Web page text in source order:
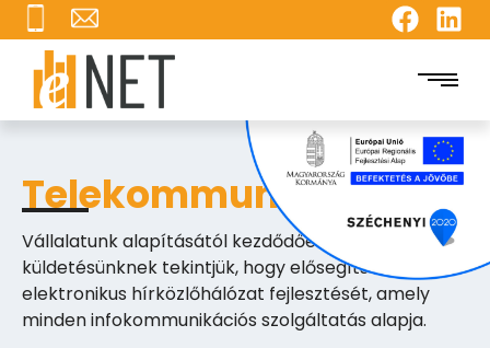
Telekommunikáció
Vállalatunk alapításától kezdődően egyik fő
küldetésünknek tekintjük, hogy elősegítsük az
elektronikus hírközlőhálózat fejlesztését, amely
minden infokommunikációs szolgáltatás alapja.